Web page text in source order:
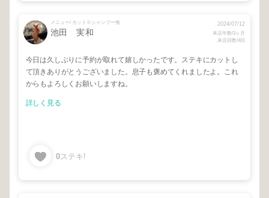
メニュー/ カット※シャンプー無
池田 実和
2024/07/12
来店年数/3ヶ月
来店回数/4回
今日は久しぶりに予約が取れて嬉しかったです。ステキにカットし
て頂きありがとうございました。息子も褒めてくれましたよ。これ
からもよろしくお願いしますね。
詳しく見る
0ステキ!